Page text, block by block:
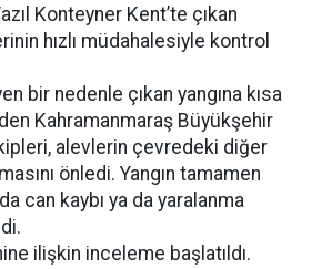
Konteyner Kent’te çıkan
hızlı müdahalesiyle kontrol
bir nedenle çıkan yangına kısa
Kahramanmaraş Büyükşehir
alevlerin çevredeki diğer
önledi. Yangın tamamen
can kaybı ya da yaralanma
ilişkin inceleme başlatıldı.